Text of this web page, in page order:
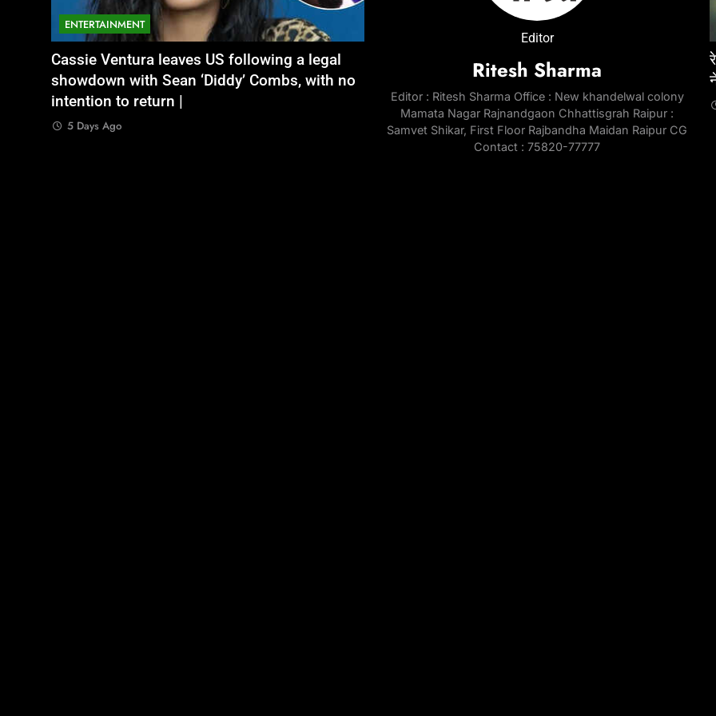
ENTERTAINMENT
Aamir Khan Wedding Date: Aamir Khan to
marry Gauri Spratt on July 5: Times when the
actor talked about his love in public |
5 Days Ago
‘Don 3’ was developed around Ranveer Singh
for nearly three years; industry circles
question last-minute exit | Hindi Movie News
5 Days Ago
Editor
Ritesh Sharma
Editor : Ritesh Sharma Office : New khandelwal colony
Mamata Nagar Rajnandgaon Chhattisgrah Raipur :
Samvet Shikar, First Floor Rajbandha Maidan Raipur CG
Contact : 75820-77777
शरण सिंह
NATIONAL
अतीक अहमद के छोटे बेटे अबान की एक्सीडेंट में मौत, जेल में
बंद भाई से मिलने जा रहा था
5 Days Ago
रेप केस में तरुण तेजपाल को 10 साल की सजा, बॉम्बे हाईकोर्ट
ने सुनाया फैसला
5 Days Ago